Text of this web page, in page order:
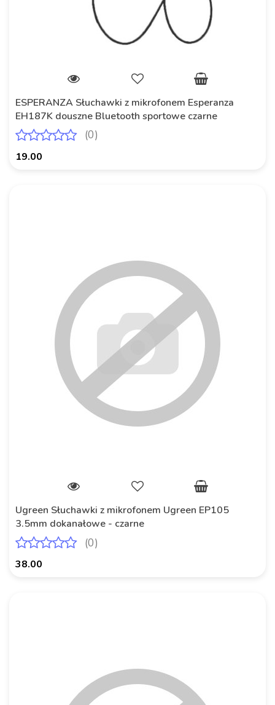
ESPERANZA Słuchawki z mikrofonem Esperanza
EH187K douszne Bluetooth sportowe czarne
(0)
19.00
Ugreen Słuchawki z mikrofonem Ugreen EP105
3.5mm dokanałowe - czarne
(0)
38.00